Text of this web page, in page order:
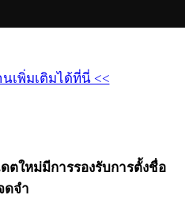
เพิ่มเติมได้ที่นี่ <<
ตใหม่มีการรองรับการตั้งชื่อ
ดจำ